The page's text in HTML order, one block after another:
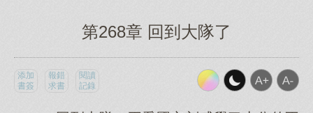
第268章 回到大隊了
添加
書簽
報錯
求書
閱讀
記錄